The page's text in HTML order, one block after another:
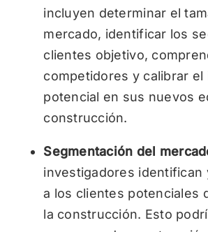
incluyen determinar el
mercado, identificar los
clientes objetivo,
competidores y calibrar el
potencial en sus nuevos
construcción.
Segmentación del
investigadores identifican
a los clientes potenciales
la construcción. Esto